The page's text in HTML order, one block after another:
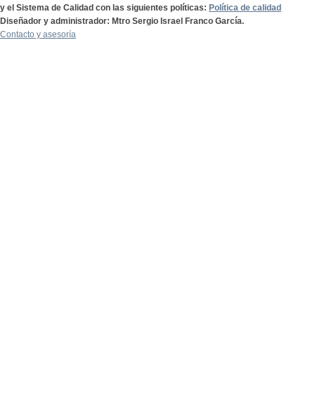
y el Sistema de Calidad con las siguientes políticas: Política de calidad
Diseñador y administrador: Mtro Sergio Israel Franco García.
Contacto y asesoría